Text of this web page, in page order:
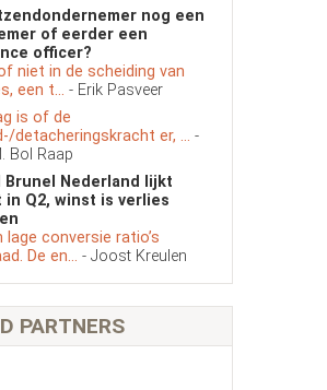
nog een
of eerder een
officer?
niet in de scheiding van
een t... - Erik Pasveer
is of de
detacheringskracht er, ... -
Bol Raap
Brunel Nederland lijkt
in Q2, winst is verlies
lage conversie ratio’s
De en... - Joost Kreulen
PARTNERS